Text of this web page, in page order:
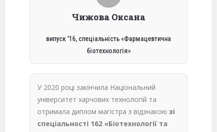
Чижова Оксана
випуск '16, спеціальність «Фармацевтична
біотехнологія»
У 2020 році закінчила Національний
університет харчових технологій та
отримала диплом магістра з відзнакою зі
спеціальності 162 «Біотехнології та